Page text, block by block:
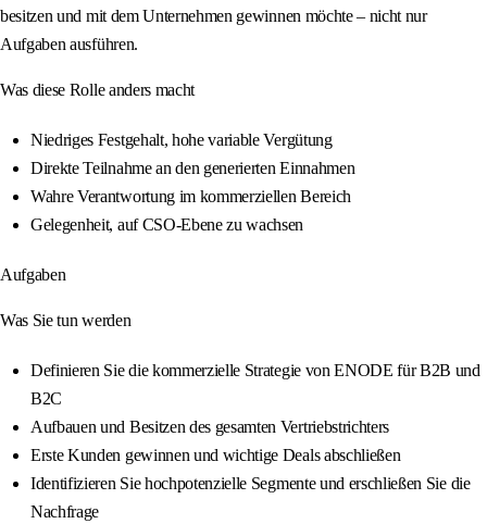
besitzen und mit dem Unternehmen gewinnen möchte – nicht nur
Aufgaben ausführen.
Was diese Rolle anders macht
Niedriges Festgehalt, hohe variable Vergütung
Direkte Teilnahme an den generierten Einnahmen
Wahre Verantwortung im kommerziellen Bereich
Gelegenheit, auf CSO-Ebene zu wachsen
Aufgaben
Was Sie tun werden
Definieren Sie die kommerzielle Strategie von ENODE für B2B und
B2C
Aufbauen und Besitzen des gesamten Vertriebstrichters
Erste Kunden gewinnen und wichtige Deals abschließen
Identifizieren Sie hochpotenzielle Segmente und erschließen Sie die
Nachfrage